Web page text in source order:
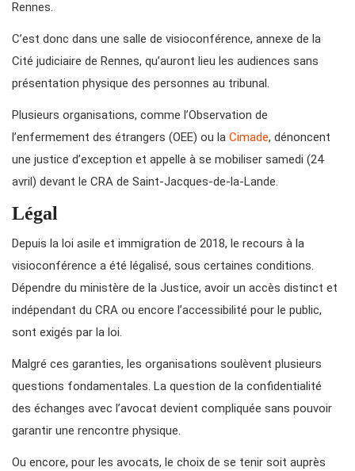
Rennes.
C’est donc dans une salle de visioconférence, annexe de la
Cité judiciaire de Rennes, qu’auront lieu les audiences sans
présentation physique des personnes au tribunal.
Plusieurs organisations, comme l’Observation de
l’enfermement des étrangers (OEE) ou la Cimade, dénoncent
une justice d’exception et appelle à se mobiliser samedi (24
avril) devant le CRA de Saint-Jacques-de-la-Lande.
Légal
Depuis la loi asile et immigration de 2018, le recours à la
visioconférence a été légalisé, sous certaines conditions.
Dépendre du ministère de la Justice, avoir un accès distinct et
indépendant du CRA ou encore l’accessibilité pour le public,
sont exigés par la loi.
Malgré ces garanties, les organisations soulèvent plusieurs
questions fondamentales. La question de la confidentialité
des échanges avec l’avocat devient compliquée sans pouvoir
garantir une rencontre physique.
Ou encore, pour les avocats, le choix de se tenir soit auprès